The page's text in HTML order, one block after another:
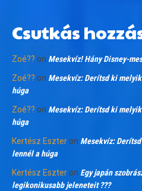
Csutkás
Zoé?? on Mesekvíz! Hány Disney-
Zoé?? on Mesekvíz: Derítsd ki
húga
Zoé?? on Mesekvíz: Derítsd ki
húga
Kertész Eszter on Mesekvíz:
lennél a húga
Kertész Eszter on Egy japán
legikonikusabb jeleneteit ???